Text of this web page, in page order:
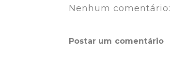
Nenhum comentário:
Postar um comentário